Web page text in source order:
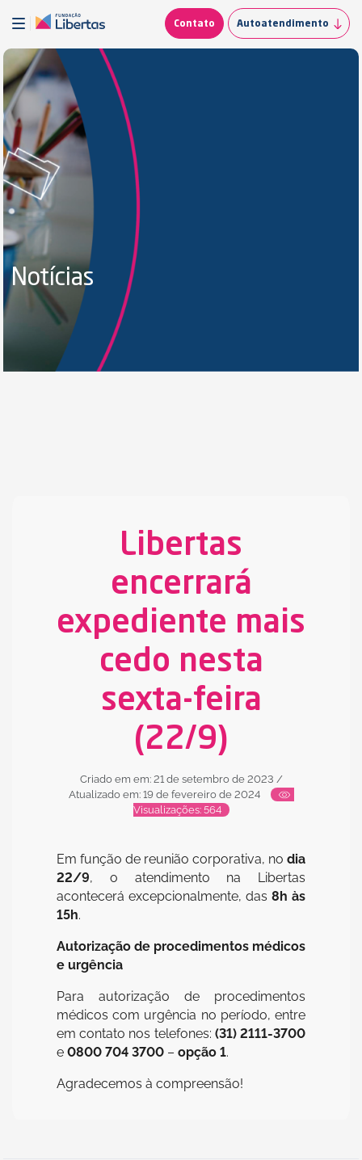
Contato Autoatendimento
Notícias
Libertas
encerrará
expediente mais
cedo nesta
sexta-feira
(22/9)
Criado em em: 21 de setembro de 2023 /
Atualizado em: 19 de fevereiro de 2024
Visualizações: 564
Em função de reunião corporativa, no dia
22/9, o atendimento na Libertas
acontecerá excepcionalmente, das 8h às
15h.
Autorização de procedimentos médicos
e urgência
Para autorização de procedimentos
médicos com urgência no período, entre
em contato nos telefones: (31) 2111-3700
e 0800 704 3700 – opção 1.
Agradecemos à compreensão!